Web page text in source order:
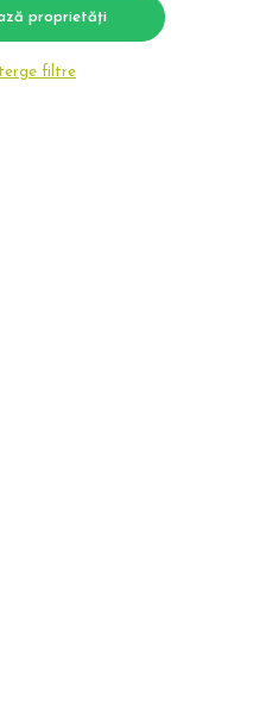
filtre